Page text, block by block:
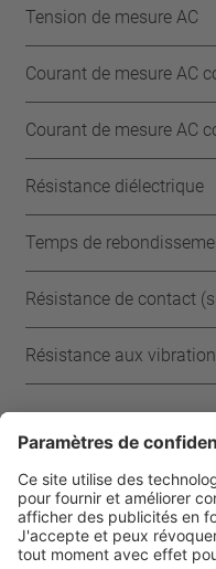
Tension de mesure AC
Courant de mesure AC
Courant de mesure AC
Résistance diélectrique
Temps de
Résistance de contact
Résistance aux
Approbations
IEC ENEC VDE